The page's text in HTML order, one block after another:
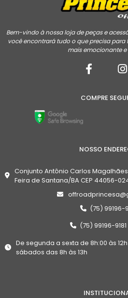
Bem-vindo à nossa loja de peças e
você encontrará tudo o que precisa
mais emocionante e
COMPRE
NOSSO
Conjunto Antônio Carlos
Feira de Santana/BA CEP 44056-
(75) 99196-
(75) 99196-9181
De segunda a sexta de 8h:00 às
sábados das 8h às 13h